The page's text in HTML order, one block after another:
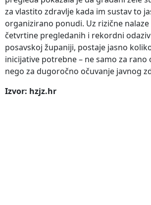
za vlastito zdravlje kada im sustav to
organizirano ponudi. Uz rizične
četvrtine pregledanih i rekordni
posavskoj županiji, postaje jasno
inicijative potrebne – ne samo za
nego za dugoročno očuvanje javnog
Izvor: hzjz.hr